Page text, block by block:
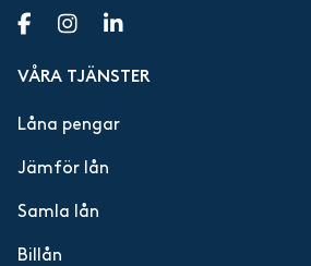
VÅRA TJÄNSTER
Låna pengar
Jämför lån
Samla lån
Billån